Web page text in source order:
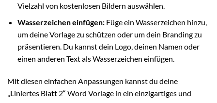
Vielzahl von kostenlosen Bildern auswählen.
Wasserzeichen einfügen:Füge ein Wasserzeichen hinzu,
um deine Vorlage zu schützen oder um dein Branding zu
präsentieren. Du kannst dein Logo, deinen Namen oder
einen anderen Text als Wasserzeichen einfügen.
Mit diesen einfachen Anpassungen kannst du deine
„Liniertes Blatt 2“ Word Vorlage in ein einzigartiges und